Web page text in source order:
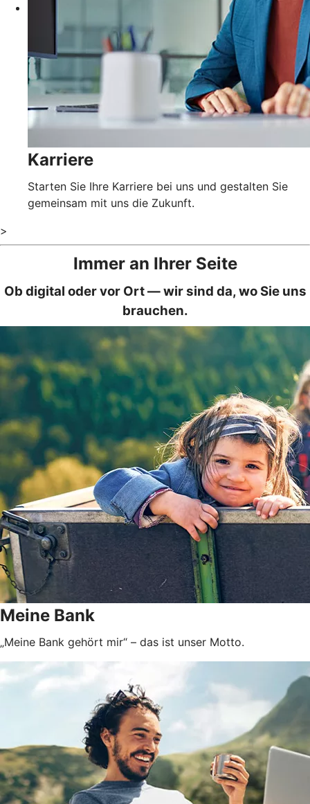
Karriere
Starten Sie Ihre Karriere bei uns und gestalten Sie
gemeinsam mit uns die Zukunft.
>
Immer an Ihrer Seite
Ob digital oder vor Ort — wir sind da, wo Sie uns
brauchen.
Meine Bank
„Meine Bank gehört mir“ – das ist unser Motto.